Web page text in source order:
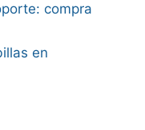
compra
en